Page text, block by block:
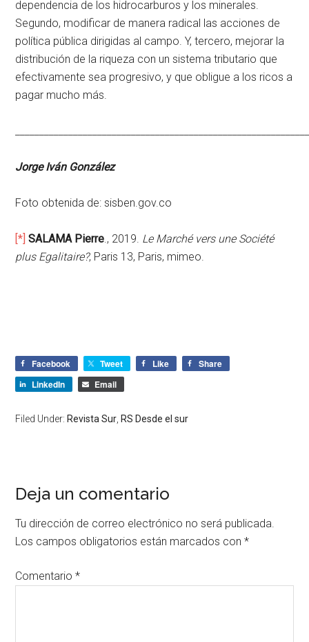
dependencia de los hidrocarburos y los minerales.
Segundo, modificar de manera radical las acciones de
política pública dirigidas al campo. Y, tercero, mejorar la
distribución de la riqueza con un sistema tributario que
efectivamente sea progresivo, y que obligue a los ricos a
pagar mucho más.
Jorge Iván González
Foto obtenida de:sisben.gov.co
[*] SALAMA Pierre ., 2019. Le Marché vers une Société
plus Egalitaire?, Paris 13, Paris, mimeo.
Facebook Tweet Like
Share
LinkedIn
Email
Filed Under: Revista Sur RS Desde el sur
Deja un comentario
Tu dirección de correo electrónico no será publicada.
Los campos obligatorios están marcados con*
Comentario*